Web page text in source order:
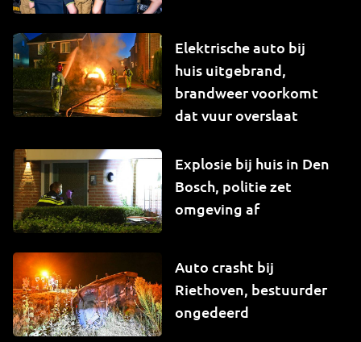
Elektrische auto bij
huis uitgebrand,
brandweer voorkomt
dat vuur overslaat
Explosie bij huis in Den
Bosch, politie zet
omgeving af
Auto crasht bij
Riethoven, bestuurder
ongedeerd